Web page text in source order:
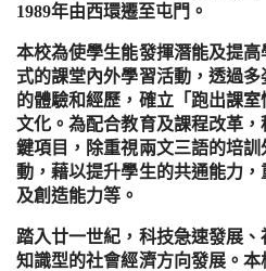
1989年由西環遷至屯門。
本校為使學生能發揮潛能及提
式的課堂內外學習活動，透過
的體驗和經歷，確立「跑出課
文化。為配合教育及課程改革
鍵項目，除重視兩文三語的培
動，藉以提升學生的共通能力
及創造能力等。
踏入廿一世紀，科技急速發展
知識型的社會經濟方向發展。